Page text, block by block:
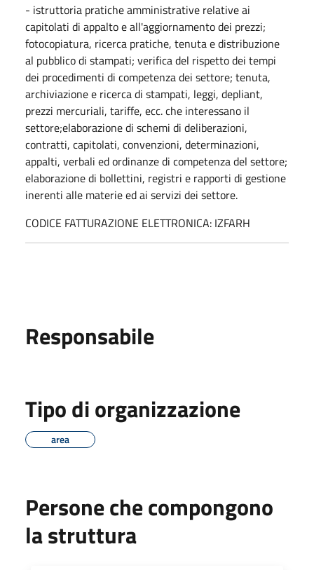
- istruttoria pratiche amministrative relative ai
capitolati di appalto e all'aggiornamento dei prezzi;
fotocopiatura, ricerca pratiche, tenuta e distribuzione
al pubblico di stampati; verifica del rispetto dei tempi
dei procedimenti di competenza dei settore; tenuta,
archiviazione e ricerca di stampati, leggi, depliant,
prezzi mercuriali, tariffe, ecc. che interessano il
settore;elaborazione di schemi di deliberazioni,
contratti, capitolati, convenzioni, determinazioni,
appalti, verbali ed ordinanze di competenza del settore;
elaborazione di bollettini, registri e rapporti di gestione
inerenti alle materie ed ai servizi dei settore.
CODICE FATTURAZIONE ELETTRONICA: IZFARH
Responsabile
Tipo di organizzazione
area
Persone che compongono
la struttura